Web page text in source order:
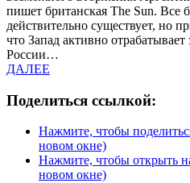
пишет британская The Sun. Все
действительно существует, но
что Запад активно
России…
ДАЛЕЕ
Поделиться ссылкой:
Нажмите, чтобы
новом окне)
Нажмите, чтобы открыть
новом окне)